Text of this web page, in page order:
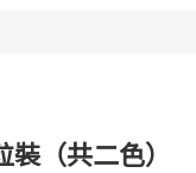
（共二色）